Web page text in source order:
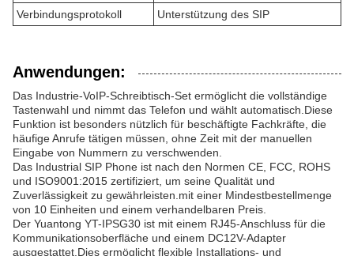
Verbindungsprotokoll
Unterstützung des SIP
Anwendungen:
Das Industrie-VoIP-Schreibtisch-Set ermöglicht die vollständige
Tastenwahl und nimmt das Telefon und wählt automatisch.Diese
Funktion ist besonders nützlich für beschäftigte Fachkräfte, die
häufige Anrufe tätigen müssen, ohne Zeit mit der manuellen
Eingabe von Nummern zu verschwenden.
Das Industrial SIP Phone ist nach den Normen CE, FCC, ROHS
und ISO9001:2015 zertifiziert, um seine Qualität und
Zuverlässigkeit zu gewährleisten.mit einer Mindestbestellmenge
von 10 Einheiten und einem verhandelbaren Preis.
Der Yuantong YT-IPSG30 ist mit einem RJ45-Anschluss für die
Kommunikationsoberfläche und einem DC12V-Adapter
ausgestattet.Dies ermöglicht flexible Installations- und